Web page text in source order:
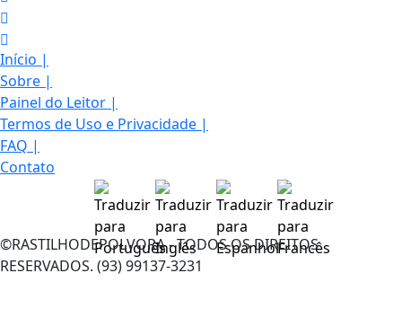
Início |
Sobre |
Painel do Leitor |
Termos de Uso e Privacidade |
FAQ |
Contato
©RASTILHODEPOLVORA - TODOS OS DIREITOS
RESERVADOS. (93) 99137-3231
Termos de Uso e Privacidade